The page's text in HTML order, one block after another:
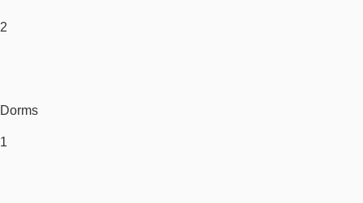
2
Dorms
1